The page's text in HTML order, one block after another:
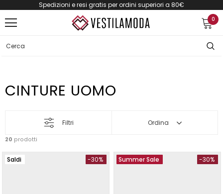
Spedizioni e resi gratis per ordini superiori a 80€
0
CINTURE UOMO
Filtri Ordina
20 prodotti
Saldi -30% Summer Sale -30%